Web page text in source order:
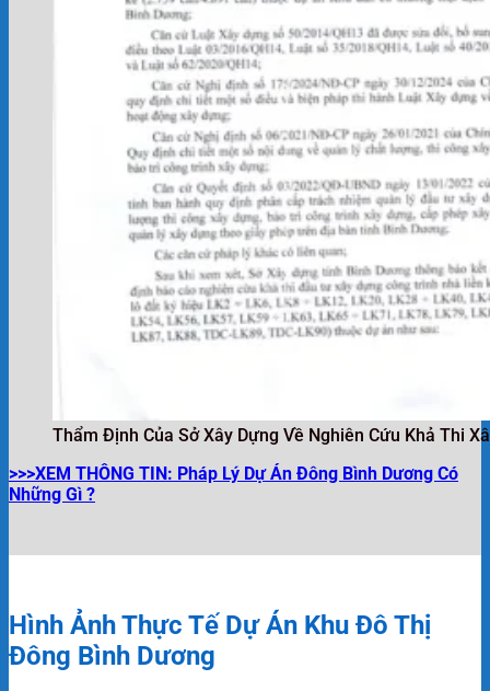
Thẩm Định Của Sở Xây Dựng Về Nghiên Cứu Khả Thi
>>>XEM THÔNG TIN: Pháp Lý Dự Án Đông Bình Dương Có
Những Gì ?
Hình Ảnh Thực Tế Dự Án Khu Đô Thị
Đông Bình Dương